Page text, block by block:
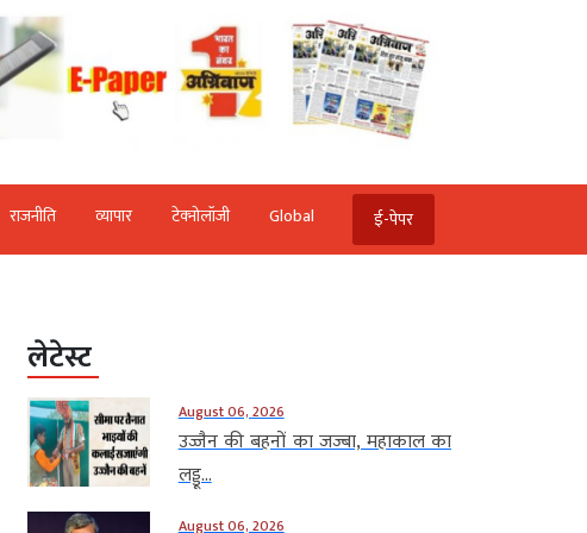
राजनीति व्‍यापार टेक्‍नोलॉजी Global ई-पेपर
लेटेस्ट
August 06, 2026
उज्जैन की बहनों का जज्बा, महाकाल का
लड्डू...
August 06, 2026